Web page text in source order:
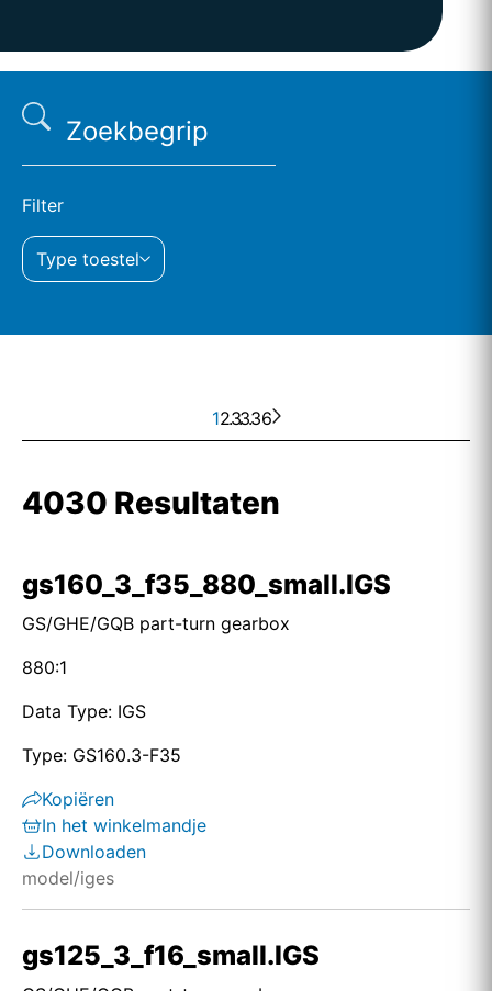
Filter
Type toestel
123
. . .336
4030 Resultaten
gs160_3_f35_880_small.IGS
GS/GHE/GQB part-turn gearbox
880:1
Data Type: IGS
Type: GS160.3-F35
Kopiëren
In het winkelmandje
Downloaden
model/iges
gs125_3_f16_small.IGS